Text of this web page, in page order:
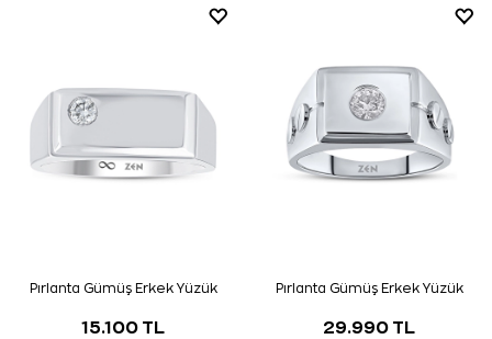
Pırlanta Gümüş Erkek Yüzük
15.100 TL
Pırlanta Gümüş Erkek Yüzük
29.990 TL